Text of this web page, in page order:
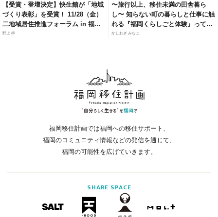
【受賞・登壇決定】快生館が「地域
づくり表彰」を受賞！ 11/28（金）
二地域居住推進フォーラム in 福岡
にて、官民連携モデルによる「居・
野上 梓
〜旅行以上、移住未満の田舎暮ら
し〜 知らない町の暮らしと仕事に触
れる『福岡くらしごと体験』って知
ってる？
かしわぎ みなこ
福岡移住計画では福岡への移住サポート、
福岡のコミュニティ情報などの発信を通じて、
福岡の可能性を広げていきます。
SHARE SPACE